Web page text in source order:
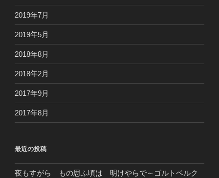
2019年7月
2019年5月
2018年8月
2018年2月
2017年9月
2017年8月
最近の投稿
夜もすがら もの思ふ頃は 明けやらで～ゴルトベルク